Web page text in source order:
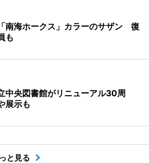
南海ホークス」カラーのサザン 復
も
中央図書館がリニューアル30周
展示も
と見る